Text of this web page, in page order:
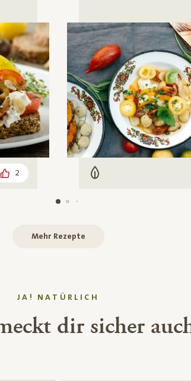
2 Vegetarisch
Mehr Rezepte
JA! NATÜRLICH
dir sicher